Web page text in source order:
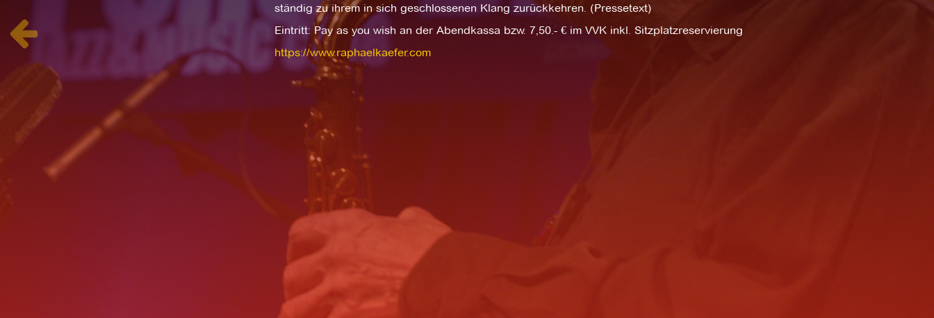
ständig zu ihrem in sich geschlossenen Klang zurückkehren. (Pressetext)
Eintritt: Pay as you wish an der Abendkassa bzw. 7,50.- € im VVK inkl. Sitzplatzreservierung
https://www.raphaelkaefer.com